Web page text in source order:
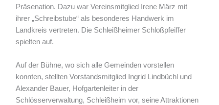
Präsenation. Dazu war Vereinsmitglied Irene März mit
ihrer „Schreibstube“ als besonderes Handwerk im
Landkreis vertreten. Die Schleißheimer Schloßpfeiffer
spielten auf.
Auf der Bühne, wo sich alle Gemeinden vorstellen
konnten, stellten Vorstandsmitglied Ingrid Lindbüchl und
Alexander Bauer, Hofgartenleiter in der
Schlösserverwaltung, Schleißheim vor, seine Attraktionen